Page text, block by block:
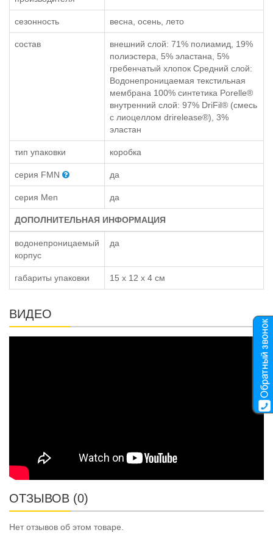
сезонность весна, осень, лето
состав
внешний слой: 71% полиамид, 19%
полиэстера, 5% эластана, 5%
гребенчатый хлопок Средний слой:
Водонепроницаемая текстильная
мембрана 100% синтетика Porelle®
внутренний слой: 97% DriFil® (смесь
с лиоцеллом drirelease®), 3%
эластан
тип упаковки коробка
серия FMN да
серия Men да
ДОПОЛНИТЕЛЬНАЯ ИНФОРМАЦИЯ
водонепроницаемый
корпус
да
габариты упаковки 15 x 12 x 4 см
ВИДЕО
ОТЗЫВОВ (0)
Нет отзывов об этом товаре.